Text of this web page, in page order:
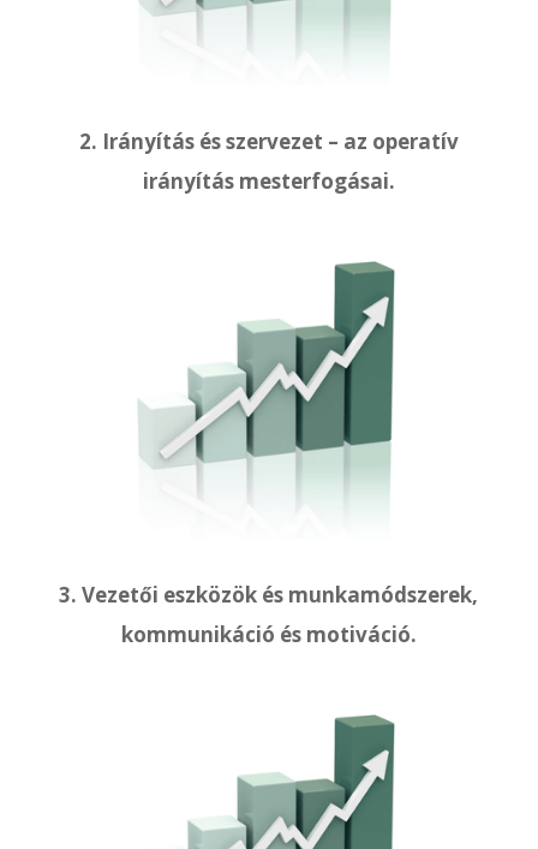
2. Irányítás és szervezet – az operatív
irányítás mesterfogásai.
3. Vezetői eszközök és munkamódszerek,
kommunikáció és motiváció.